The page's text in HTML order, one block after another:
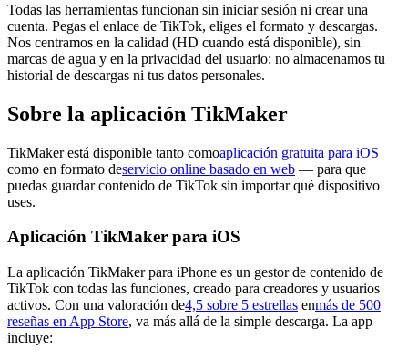
Todas las herramientas funcionan sin iniciar sesión ni crear una
cuenta. Pegas el enlace de TikTok, eliges el formato y descargas.
Nos centramos en la calidad (HD cuando está disponible), sin
marcas de agua y en la privacidad del usuario: no almacenamos tu
historial de descargas ni tus datos personales.
Sobre la aplicación TikMaker
TikMaker está disponible tanto comoaplicación gratuita para iOS
como en formato deservicio online basado en web — para que
puedas guardar contenido de TikTok sin importar qué dispositivo
uses.
Aplicación TikMaker para iOS
La aplicación TikMaker para iPhone es un gestor de contenido de
TikTok con todas las funciones, creado para creadores y usuarios
activos. Con una valoración de4,5 sobre 5 estrellas enmás de 500
reseñas en App Store, va más allá de la simple descarga. La app
incluye: